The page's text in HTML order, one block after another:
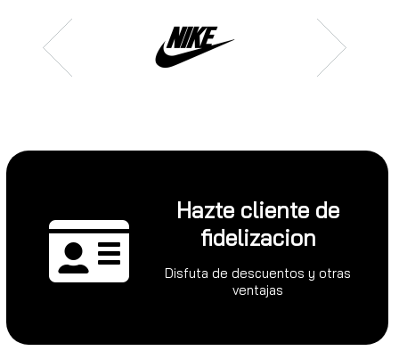
Hazte cliente de
fidelizacion
Disfuta de descuentos y otras
ventajas